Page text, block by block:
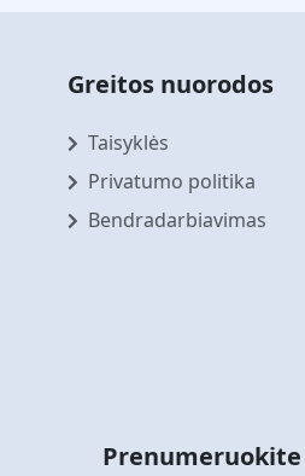
Greitos nuorodos
Taisyklės
Privatumo politika
Bendradarbiavimas